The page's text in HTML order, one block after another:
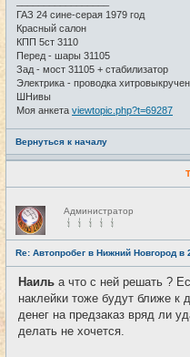
ГАЗ 24 сине-серая 1979 год
Красный салон
КПП 5ст 3110
Перед - шары 31105
Зад - мост 31105 + стабилизатор
Электрика - проводка
ШНивы
Моя анкета viewtopic.php?t=69287
Вернуться к началу
Н
е
в
с
е
т
и
Администратор
Re: Автопробег в Нижний Новгород в
Наиль а что с ней решать ?
наклейки тоже будут ближе к
денег на предзаказ вряд ли
делать не хочется.